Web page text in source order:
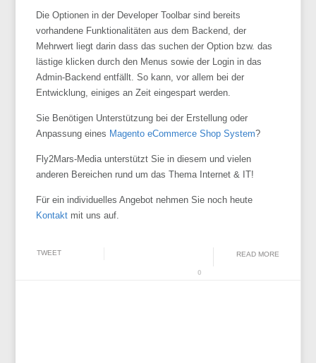
Die Optionen in der Developer Toolbar sind bereits
vorhandene Funktionalitäten aus dem Backend, der
Mehrwert liegt darin dass das suchen der Option bzw. das
lästige klicken durch den Menus sowie der Login in das
Admin-Backend entfällt. So kann, vor allem bei der
Entwicklung, einiges an Zeit eingespart werden.
Sie Benötigen Unterstützung bei der Erstellung oder
Anpassung eines Magento eCommerce Shop System?
Fly2Mars-Media unterstützt Sie in diesem und vielen
anderen Bereichen rund um das Thema Internet & IT!
Für ein individuelles Angebot nehmen Sie noch heute
Kontakt mit uns auf.
TWEET READ MORE
0